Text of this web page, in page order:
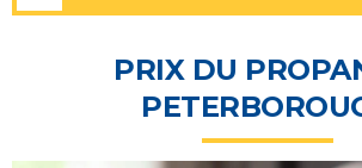
PRIX DU